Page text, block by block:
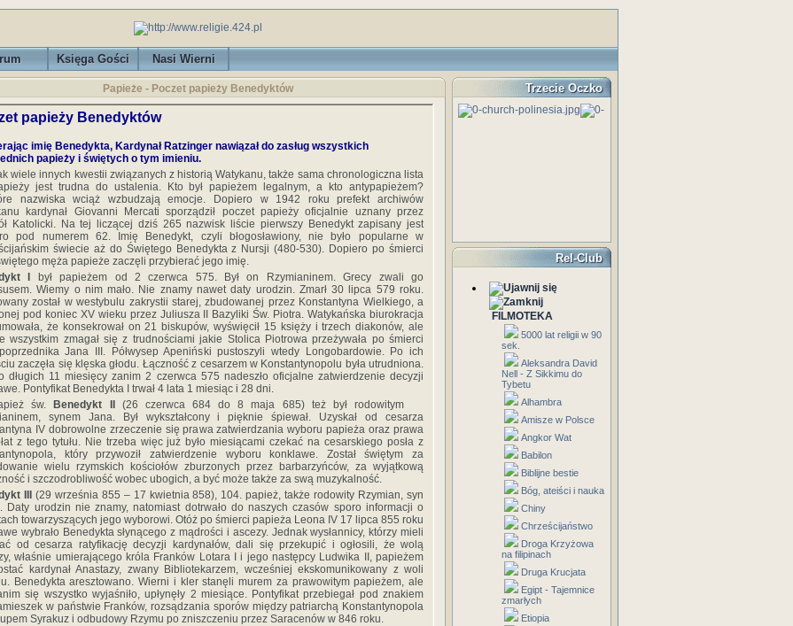
Księga Gości Nasi Wierni
Papieże - Poczet papieży Benedyktów
papieży Benedyktów
imię Benedykta, Kardynał Ratzinger nawiązał do zasług wszystkich
papieży i świętych o tym imieniu.
wiele innych kwestii związanych z historią Watykanu, także sama chronologiczna lista
jest trudna do ustalenia. Kto był papieżem legalnym, a kto antypapieżem?
nazwiska wciąż wzbudzają emocje. Dopiero w 1942 roku prefekt archiwów
kardynał Giovanni Mercati sporządził poczet papieży oficjalnie uznany przez
Katolicki. Na tej liczącej dziś 265 nazwisk liście pierwszy Benedykt zapisany jest
pod numerem 62. Imię Benedykt, czyli błogosławiony, nie było popularne w
świecie aż do Świętego Benedykta z Nursji (480-530). Dopiero po śmierci
męża papieże zaczęli przybierać jego imię.
I był papieżem od 2 czerwca 575. Był on Rzymianinem. Grecy zwali go
Wiemy o nim mało. Nie znamy nawet daty urodzin. Zmarł 30 lipca 579 roku.
został w westybulu zakrystii starej, zbudowanej przez Konstantyna Wielkiego, a
pod koniec XV wieku przez Juliusza II Bazyliki Św. Piotra. Watykańska biurokracja
że konsekrował on 21 biskupów, wyświęcił 15 księży i trzech diakonów, ale
wszystkim zmagał się z trudnościami jakie Stolica Piotrowa przeżywała po śmierci
Jana III. Półwysep Apeniński pustoszyli wtedy Longobardowie. Po ich
zaczęła się klęska głodu. Łączność z cesarzem w Konstantynopolu była utrudniona.
długich 11 miesięcy zanim 2 czerwca 575 nadeszło oficjalne zatwierdzenie decyzji
Pontyfikat Benedykta I trwał 4 lata 1 miesiąc i 28 dni.
św.
Benedykt II
(26 czerwca 684 do 8 maja 685) też był rodowitym
synem Jana. Był wykształcony i pięknie śpiewał. Uzyskał od cesarza
IV dobrowolne zrzeczenie się prawa zatwierdzania wyboru papieża oraz prawa
z tego tytułu. Nie trzeba więc już było miesiącami czekać na cesarskiego posła z
który przywoził zatwierdzenie wyboru konklawe. Został świętym za
wielu rzymskich kościołów zburzonych przez barbarzyńców, za wyjątkową
i szczodrobliwość wobec ubogich, a być może także za swą muzykalność.
III
(29 września 855 – 17 kwietnia 858), 104. papież, także rodowity Rzymian, syn
Daty urodzin nie znamy, natomiast dotrwało do naszych czasów sporo informacji o
towarzyszących jego wyborowi. Otóż po śmierci papieża Leona IV 17 lipca 855 roku
wybrało Benedykta słynącego z mądrości i ascezy. Jednak wysłannicy, którzy mieli
od cesarza ratyfikację decyzji kardynałów, dali się przekupić i ogłosili, że wolą
właśnie umierającego króla Franków Lotara I i jego następcy Ludwika II, papieżem
kardynał Anastazy, zwany Bibliotekarzem, wcześniej ekskomunikowany z woli
Benedykta aresztowano. Wierni i kler stanęli murem za prawowitym papieżem, ale
się wszystko wyjaśniło, upłynęły 2 miesiące. Pontyfikat przebiegał pod znakiem
w państwie Franków, rozsądzania sporów między patriarchą Konstantynopola
Syrakuz i odbudowy Rzymu po zniszczeniu przez Saracenów w 846 roku.
Trzecie Oczko
Rel-Club
FILMOTEKA
5000 lat religii w 90
sek.
Aleksandra David
Nell - Z Sikkimu do
Tybetu
Alhambra
Amisze w Polsce
Angkor Wat
Babilon
Biblijne bestie
Bóg, ateiści i nauka
Chiny
Chrześcijaństwo
Droga Krzyżowa
na filipinach
Druga Krucjata
Egipt - Tajemnice
zmarłych
Etiopia